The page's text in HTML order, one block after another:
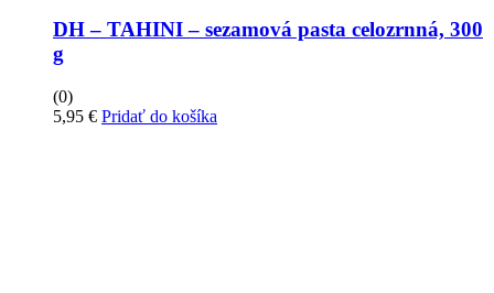
DH – TAHINI – sezamová pasta celozrnná, 300
g
(0)
5,95 € Pridať do košíka